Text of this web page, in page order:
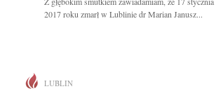
2017 roku zmarł w Lublinie dr Marian Janusz...
LUBLIN